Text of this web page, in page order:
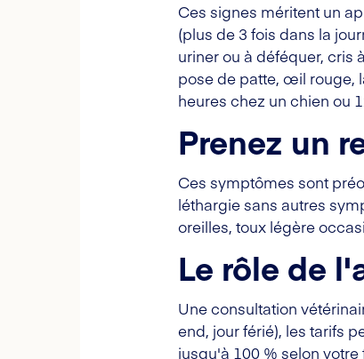
Ces signes méritent un
(plus de 3 fois dans la
uriner ou à déféquer, cris
pose de patte, œil rouge,
heures chez un chien ou
Prenez un
Ces symptômes sont
léthargie sans autres
oreilles, toux légère
Le rôle de
Une consultation
end, jour férié), les tarifs
jusqu'à 100 % selon